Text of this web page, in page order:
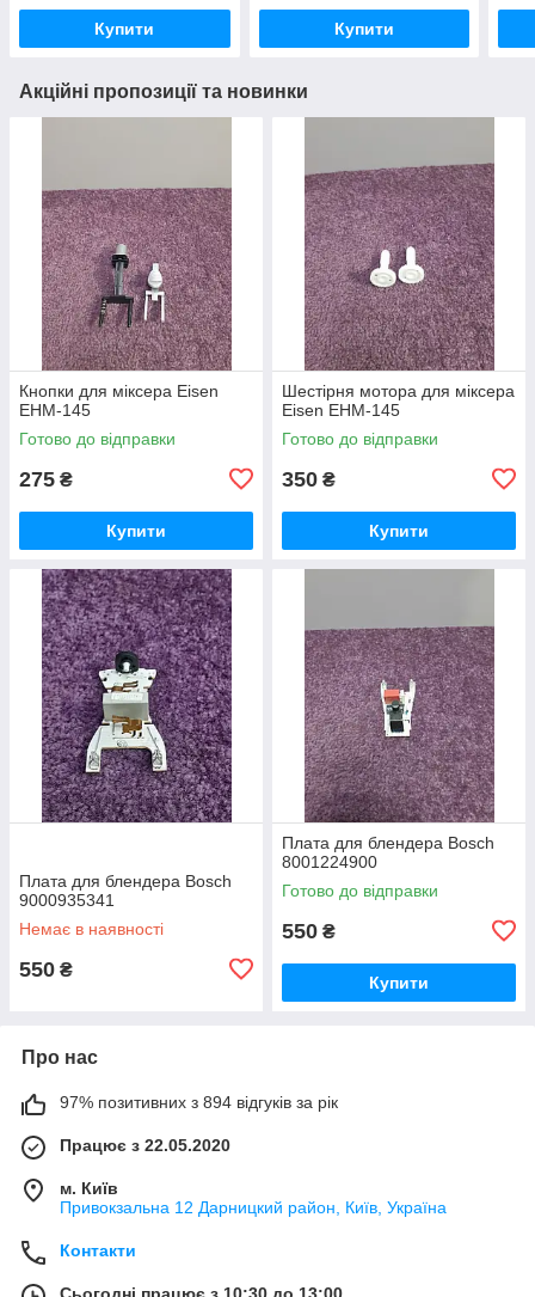
Купити Купити
Акційні пропозиції та новинки
Кнопки для міксера Eisen
EHM-145
Готово до відправки
275 ₴
Купити
Шестірня мотора для міксера
Eisen EHM-145
Готово до відправки
350 ₴
Купити
Плата для блендера Bosch
9000935341
Немає в наявності
550 ₴
Плата для блендера Bosch
8001224900
Готово до відправки
550 ₴
Купити
Про нас
97% позитивних з 894 відгуків за рік
Працює з 22.05.2020
м. Київ
Привокзальна 12 Дарницкий район, Київ, Україна
Контакти